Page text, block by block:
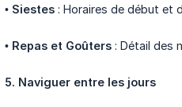
• Siestes : Horaires de début et
• Repas et Goûters : Détail des
5. Naviguer entre les jours